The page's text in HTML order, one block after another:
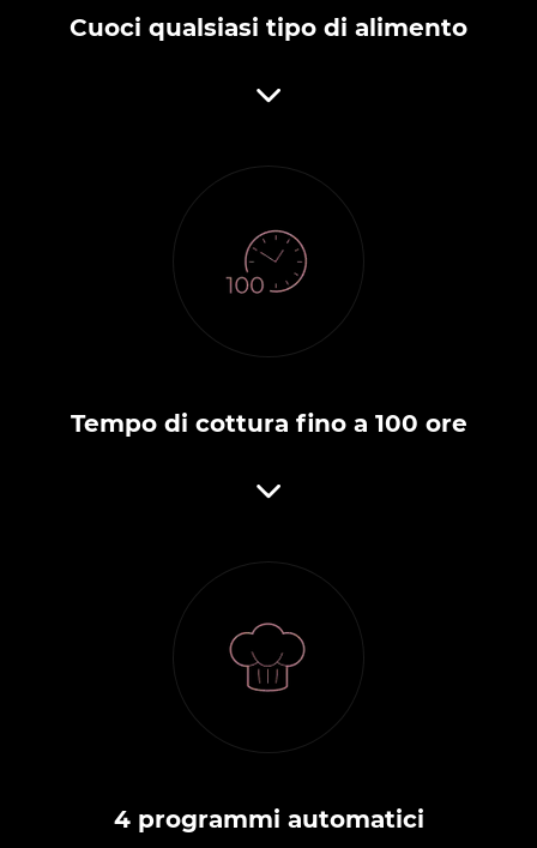
Cuoci qualsiasi tipo di alimento
Tempo di cottura fino a 100 ore
4 programmi automatici